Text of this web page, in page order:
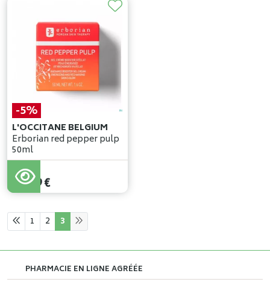
-5%
L'OCCITANE BELGIUM
Erborian red pepper pulp
50ml
44,09
41,89€
1 2 3
PHARMACIE EN LIGNE AGRÉÉE